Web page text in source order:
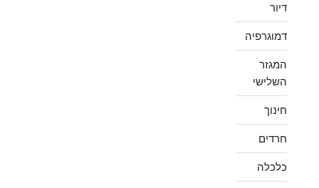
דיור
דמוגרפיה
המגזר
השלישי
חינוך
חרדים
כלכלה